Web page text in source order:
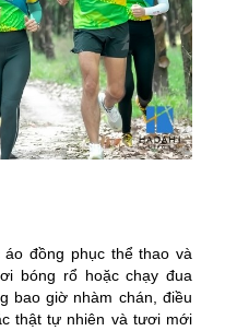
đồng phục thể thao và
bóng rổ hoặc chạy đua
bao giờ nhàm chán, điều
thật tự nhiên và tươi mới